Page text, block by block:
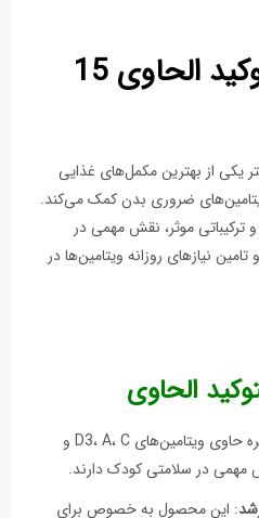
معرفی قطره ویتوکید الحاوی 15
الحاوی 15 میلی لیتر یکی از بهترین مکمل‌های غذایی
ضروری بدن کمک می‌کند.
ترکیباتی موثر، نقش مهمی در
نیازهای روزانه ویتامین‌ها در
الحاوی
: این قطره حاوی ویتامین‌های D3، A، C و
: این محصول به خصوص برای